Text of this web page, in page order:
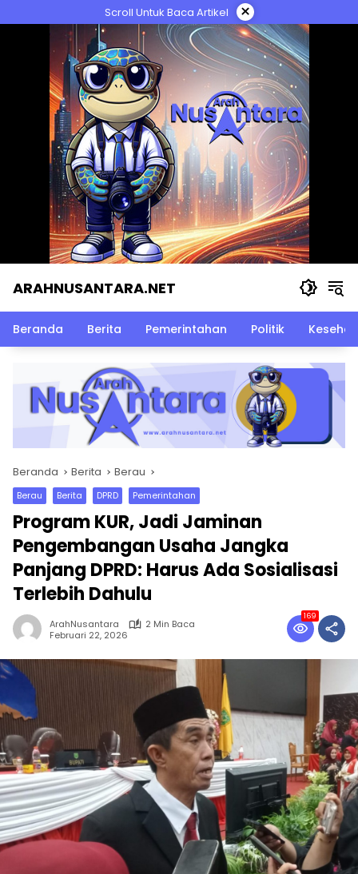
ke
Scroll Untuk Baca Artikel ×
ARAHNUSANTARA.NET
Beranda Berita Pemerintahan Politik
Beranda Berita Berau
Berau Berita DPRD Pemerintahan
Program KUR, Jadi Jaminan
Pengembangan Usaha Jangka
Panjang DPRD: Harus Ada Sosialisasi
Terlebih Dahulu
ArahNusantara
2 Min Baca
Februari 22, 2026
169